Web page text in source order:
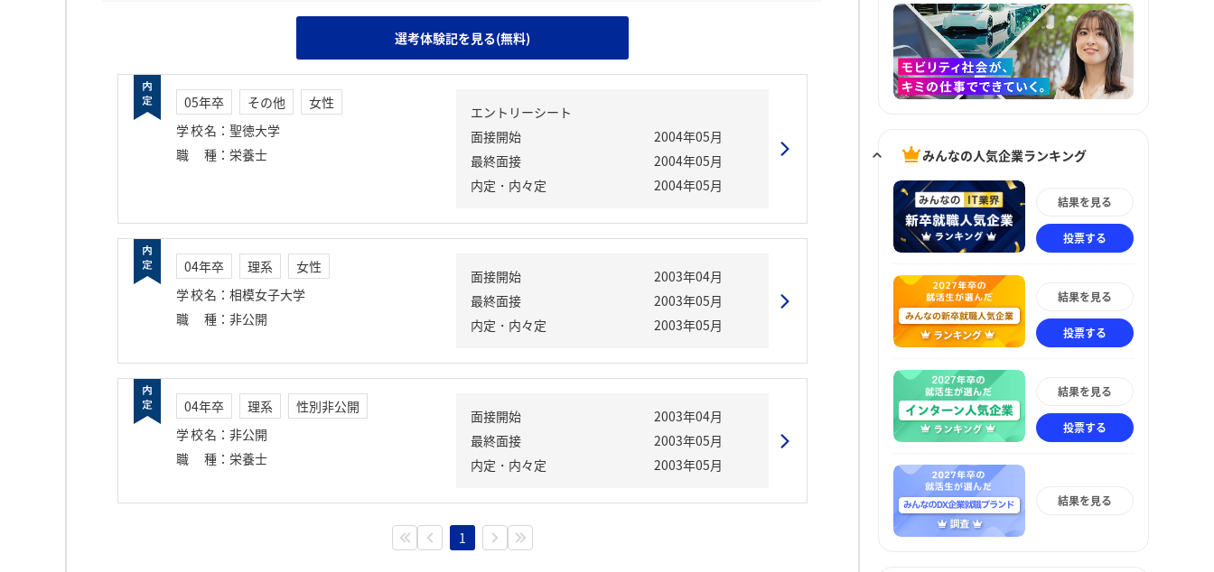
選考体験記を見る(無料)
05年卒 その他
女性
学校名 ： 聖徳大学
職種 ： 栄養士
エントリーシート
面接開始
2004年05月
最終面接
2004年05月
内定・内々定
2004年05月
04年卒 理系
女性
学校名 ： 相模女子大学
職種 ： 非公開
面接開始
2003年04月
最終面接
2003年05月
内定・内々定
2003年05月
04年卒 理系
性別非公開
学校名 ： 非公開
職種 ： 栄養士
面接開始
2003年04月
最終面接
2003年05月
内定・内々定
2003年05月
1
みんなの人気企業ランキング
結果を見る
投票する
結果を見る
投票する
結果を見る
投票する
結果を見る